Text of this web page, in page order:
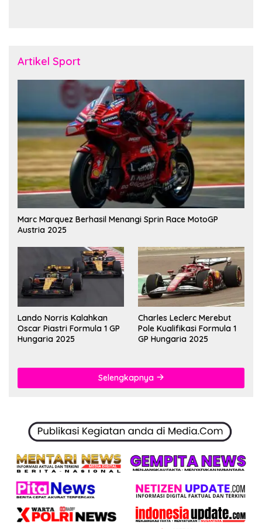
Artikel Sport
Marc Marquez Berhasil Menangi Sprin Race MotoGP
Austria 2025
Lando Norris Kalahkan
Oscar Piastri Formula 1 GP
Hungaria 2025
Charles Leclerc Merebut
Pole Kualifikasi Formula 1
GP Hungaria 2025
Selengkapnya